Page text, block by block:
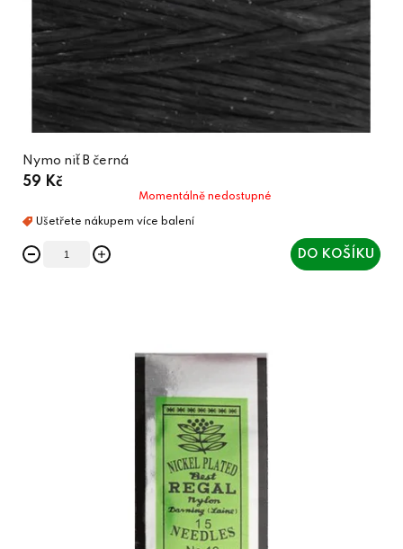
Nymo niť B černá
59 Kč
Momentálně nedostupné
DO KOŠÍKU